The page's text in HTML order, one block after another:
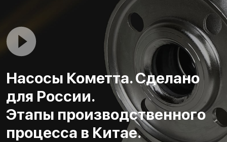
Насосы Кометта. Сделано
для России.
Этапы производственного
процесса в Китае.